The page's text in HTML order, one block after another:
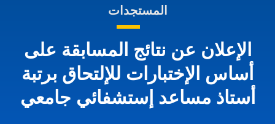
المستجدات
الإعلان عن نتائج المسابقة على
أساس الإختبارات للإلتحاق برتبة
أستاذ مساعد إستشفائي جامعي